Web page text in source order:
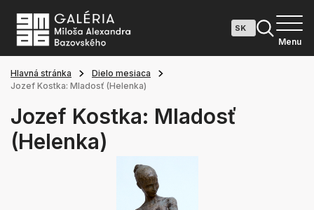
Menu
Hlavná stránka
Dielo mesiaca
Jozef Kostka: Mladosť (Helenka)
Jozef Kostka: Mladosť
(Helenka)